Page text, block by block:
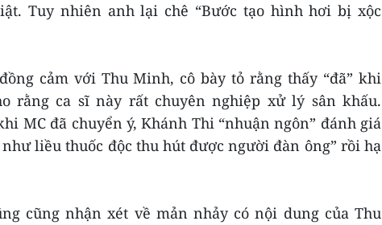
Tuy nhiên anh lại chê “Bước tạo hình hơi bị xộc
cảm với Thu Minh, cô bày tỏ rằng thấy “đã” khi
rằng ca sĩ này rất chuyên nghiệp xử lý sân khấu.
MC đã chuyển ý, Khánh Thi “nhuận ngôn” đánh giá
như liều thuốc độc thu hút được người đàn ông” rồi hạ
cũng nhận xét về mản nhảy có nội dung của Thu